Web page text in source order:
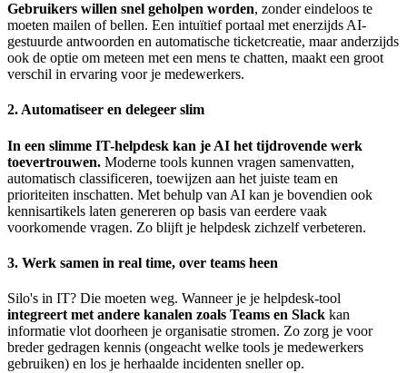
Gebruikers willen snel geholpen worden, zonder eindeloos te
moeten mailen of bellen. Een intuïtief portaal met enerzijds AI-
gestuurde antwoorden en automatische ticketcreatie, maar anderzijds
ook de optie om meteen met een mens te chatten, maakt een groot
verschil in ervaring voor je medewerkers.
2. Automatiseer en delegeer slim
In een slimme IT-helpdesk kan je AI het tijdrovende werk
toevertrouwen. Moderne tools kunnen vragen samenvatten,
automatisch classificeren, toewijzen aan het juiste team en
prioriteiten inschatten. Met behulp van AI kan je bovendien ook
kennisartikels laten genereren op basis van eerdere vaak
voorkomende vragen. Zo blijft je helpdesk zichzelf verbeteren.
3. Werk samen in real time, over teams heen
Silo's in IT? Die moeten weg. Wanneer je je helpdesk-tool
integreert met andere kanalen zoals Teams en Slack kan
informatie vlot doorheen je organisatie stromen. Zo zorg je voor
breder gedragen kennis (ongeacht welke tools je medewerkers
gebruiken) en los je herhaalde incidenten sneller op.